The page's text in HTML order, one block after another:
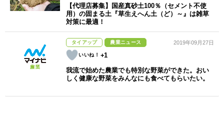
【代理店募集】国産真砂土100％（セメント不使
用）の固まる土『草生えへん土（ど）～』は雑草
対策に最適！
タイアップ 農業ニュース
+1
2019年09月27日
我流で始めた農業でも特別な野菜ができた。おい
しく健康な野菜をみんなにも食べてもらいたい。